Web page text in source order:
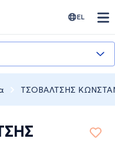
EL
ΤΣΟΒΑΛΤΣΗΣ